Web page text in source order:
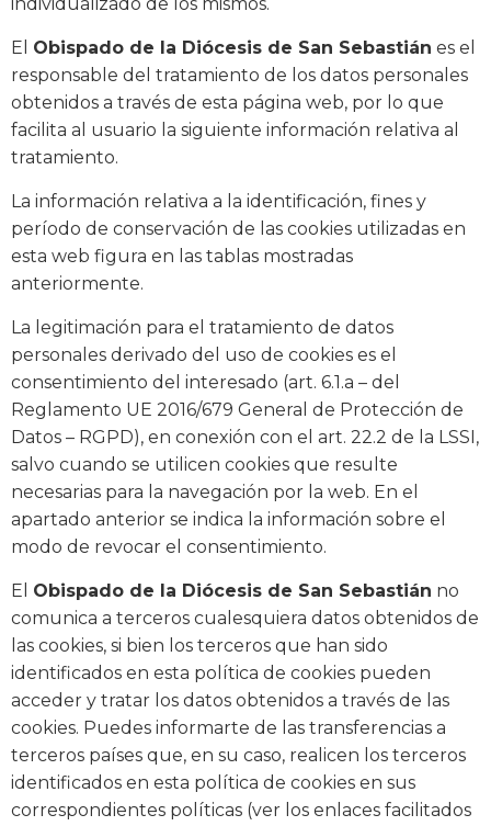
El Obispado de la Diócesis de San Sebastián es el
responsable del tratamiento de los datos personales
obtenidos a través de esta página web, por lo que
facilita al usuario la siguiente información relativa al
tratamiento.
La información relativa a la identificación, fines y
período de conservación de las cookies utilizadas en
esta web figura en las tablas mostradas
anteriormente.
La legitimación para el tratamiento de datos
personales derivado del uso de cookies es el
consentimiento del interesado (art. 6.1.a – del
Reglamento UE 2016/679 General de Protección de
Datos – RGPD), en conexión con el art. 22.2 de la LSSI,
salvo cuando se utilicen cookies que resulte
necesarias para la navegación por la web. En el
apartado anterior se indica la información sobre el
modo de revocar el consentimiento.
El Obispado de la Diócesis de San Sebastián no
comunica a terceros cualesquiera datos obtenidos de
las cookies, si bien los terceros que han sido
identificados en esta política de cookies pueden
acceder y tratar los datos obtenidos a través de las
cookies. Puedes informarte de las transferencias a
terceros países que, en su caso, realicen los terceros
identificados en esta política de cookies en sus
correspondientes políticas (ver los enlaces facilitados